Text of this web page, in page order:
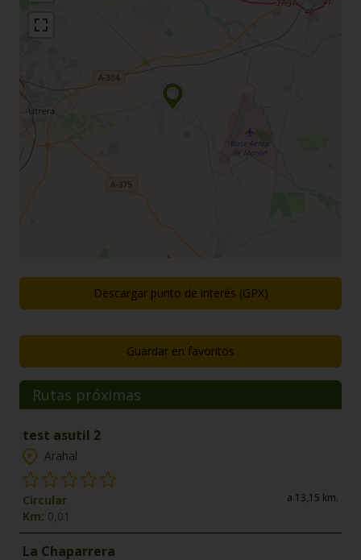
Descargar punto de interés (GPX)
Guardar en favoritos
Rutas próximas
test asutil 2
Arahal
Circular
Km: 0,01
a 13,15 km.
La Chaparrera